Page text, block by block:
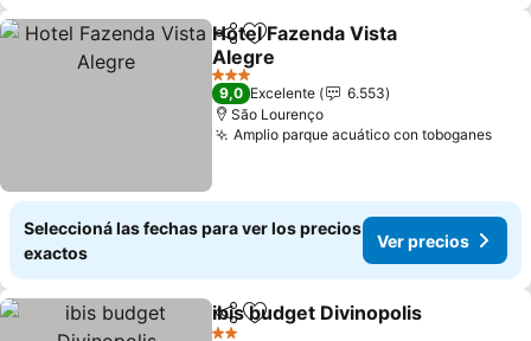
CompartirAñadir a favoritos
Hotel Fazenda Vista
Alegre
3 Estrellas
9,0 Excelente
6.553
São Lourenço
Amplio parque acuático con toboganes
Seleccioná las fechas para ver los precios
exactos
Ver precios
CompartirAñadir a favoritos
ibis budget Divinopolis